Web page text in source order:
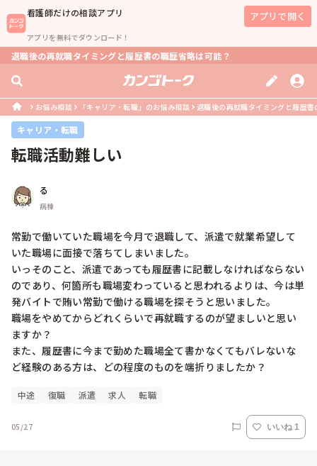
看護師だけの相談アプリ
アプリを無料でダウンロード！
アプリで開く
退職後の再就職タイミングと履歴書の職歴省略は可能？
お悩み相談 「キャリア・転職」のお悩み相談 退職後の再就職タイミングと履歴
キャリア・転職
転職活動難しい
る
病棟
常勤で働いていた職場を今月で退職して、派遣で就業希望して
いた職場に面接で落ちてしまいました。
いっそのこと、派遣であっても履歴書に記載しなければならない
のであり、何箇所も職場変わっていると思われるよりは、今は単
発バイトで賄い常勤で働ける職場を探そうと思いました。
職場をやめてからどれくらいで再就職するのが望ましいと思い
ますか？
また、履歴書に今まで勤めた職場全て書かなくてもバレないな
ど経験のある方は、どの程度のものを端折りましたか？
中途 復職 派遣 求人 転職
05/27 いいね 1